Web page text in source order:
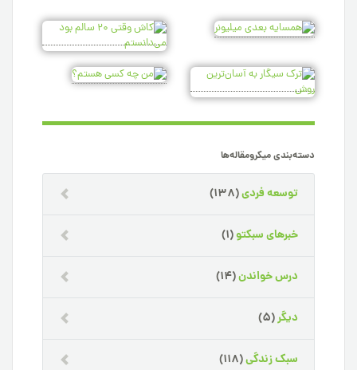
دسته‌بندی میکرومقاله‌ها
توسعه فردی(138)
خبرهای سبکتو(1)
درس خواندن(14)
دیگر(5)
سبک زندگی(118)